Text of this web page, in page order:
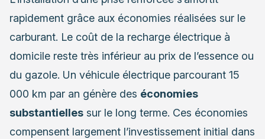
rapidement grâce aux économies réalisées sur le
carburant. Le coût de la recharge électrique à
domicile reste très inférieur au prix de l’essence ou
du gazole. Un véhicule électrique parcourant 15
000 km par an génère des économies
substantielles sur le long terme. Ces économies
compensent largement l’investissement initial dans